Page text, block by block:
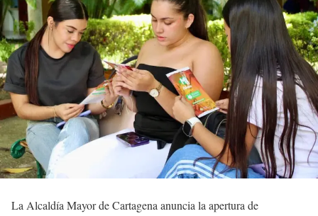
La Alcaldía Mayor de Cartagena anuncia la apertura de